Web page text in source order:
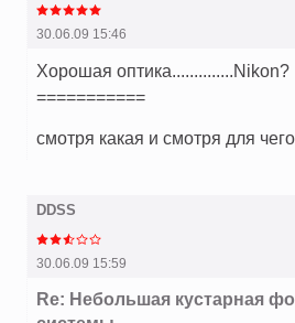
30.06.09 15:46
Хорошая оптика..............Nikon?
===========
смотря какая и смотря для
DDSS
30.06.09 15:59
Re: Небольшая кустарная